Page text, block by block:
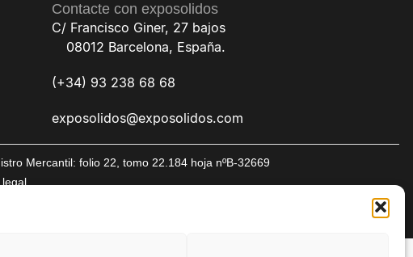
Contacte con exposolidos
C/ Francisco Giner, 27 bajos
08012 Barcelona, España.
(+34) 93 238 68 68
exposolidos@exposolidos.com
Mercantil: folio 22, tomo 22.184 hoja nºB-32669
legal